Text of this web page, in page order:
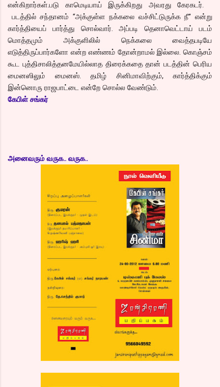
என்கிறார்கள்.படு காமெடியாய் இருக்கிறது அவரது கேரகடர்.
படத்தில் சந்தானம் “அக்குள்ள நக்கலை வச்சிட்டுருக்க நீ” என்று
கார்த்தியைப் பார்த்து சொல்வார். அப்படி தெனாவெட்டாய் படம்
மொத்தமும் அக்குளிலில் நெக்கலை வைத்தபடியே
எடுத்திருப்பார்களோ என்ற எண்ணம் தோன்றாமல் இல்லை. கொஞ்சம்
கூட புத்திசாலித்தனமேயில்லாத திரைக்கதை தான் படத்தின் பெரிய
மைனஸிலும் மைனஸ். தமிழ் சினிமாவிற்கும், கார்த்திக்கும்
இன்னொரு ராஜபாட்டை என்றே சொல்ல வேண்டும்.
கேபிள் சங்கர்
அனைவரும் வருக.. வருக..